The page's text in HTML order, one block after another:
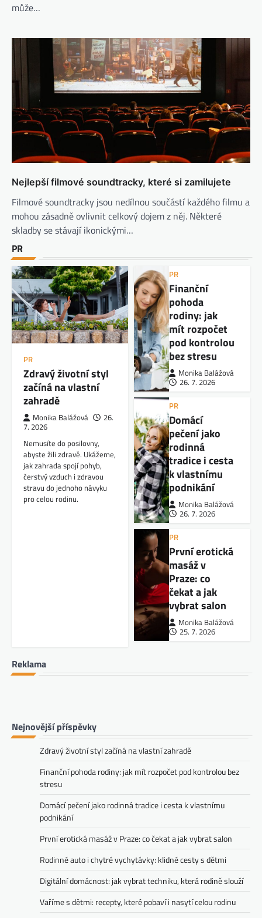
může…
Nejlepší filmové soundtracky, které si zamilujete
Filmové soundtracky jsou nedílnou součástí každého filmu a
mohou zásadně ovlivnit celkový dojem z něj. Některé
skladby se stávají ikonickými…
PR
PR
Zdravý životní styl
začíná na vlastní
zahradě
Monika Balážová
26.
7. 2026
Nemusíte do posilovny,
abyste žili zdravě. Ukážeme,
jak zahrada spojí pohyb,
čerstvý vzduch i zdravou
stravu do jednoho návyku
pro celou rodinu.
PR
Finanční
pohoda
rodiny: jak
mít rozpočet
pod kontrolou
bez stresu
Monika Balážová
26. 7. 2026
PR
Domácí
pečení jako
rodinná
tradice i cesta
k vlastnímu
podnikání
Monika Balážová
26. 7. 2026
PR
První erotická
masáž v
Praze: co
čekat a jak
vybrat salon
Monika Balážová
25. 7. 2026
Reklama
Nejnovější příspěvky
Zdravý životní styl začíná na vlastní zahradě
Finanční pohoda rodiny: jak mít rozpočet pod kontrolou bez
stresu
Domácí pečení jako rodinná tradice i cesta k vlastnímu
podnikání
První erotická masáž v Praze: co čekat a jak vybrat salon
Rodinné auto i chytré vychytávky: klidné cesty s dětmi
Digitální domácnost: jak vybrat techniku, která rodině slouží
Vaříme s dětmi: recepty, které pobaví i nasytí celou rodinu